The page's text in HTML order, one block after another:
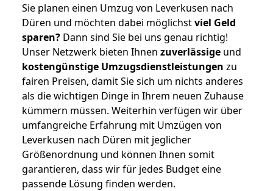
Sie planen einen Umzug von Leverkusen nach
Düren und möchten dabei möglichstviel Geld
sparen? Dann sind Sie bei uns genau richtig!
Unser Netzwerk bieten Ihnen zuverlässige und
kostengünstige Umzugsdienstleistungen zu
fairen Preisen, damit Sie sich um nichts anderes
als die wichtigen Dinge in Ihrem neuen Zuhause
kümmern müssen. Weiterhin verfügen wir über
umfangreiche Erfahrung mit Umzügen von
Leverkusen nach Düren mit jeglicher
Größenordnung und können Ihnen somit
garantieren, dass wir für jedes Budget eine
passende Lösung finden werden.